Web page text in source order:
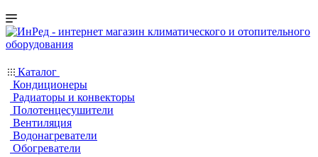
Каталог
Кондиционеры
Радиаторы и конвекторы
Полотенцесушители
Вентиляция
Водонагреватели
Обогреватели